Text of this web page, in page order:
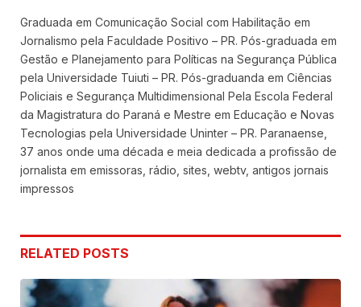
Graduada em Comunicação Social com Habilitação em
Jornalismo pela Faculdade Positivo – PR. Pós-graduada em
Gestão e Planejamento para Políticas na Segurança Pública
pela Universidade Tuiuti – PR. Pós-graduanda em Ciências
Policiais e Segurança Multidimensional Pela Escola Federal
da Magistratura do Paraná e Mestre em Educação e Novas
Tecnologias pela Universidade Uninter – PR. Paranaense,
37 anos onde uma década e meia dedicada a profissão de
jornalista em emissoras, rádio, sites, webtv, antigos jornais
impressos
RELATED POSTS